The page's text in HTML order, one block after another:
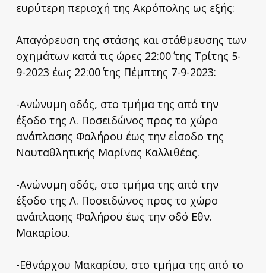
ευρύτερη περιοχή της Ακρόπολης ως εξής:
Απαγόρευση της στάσης και στάθμευσης των
οχημάτων κατά τις ώρες 22:00΄ της Τρίτης 5-
9-2023 έως 22:00΄ της Πέμπτης 7-9-2023:
-Ανώνυμη οδός, στο τμήμα της από την
έξοδο της Λ. Ποσειδώνος προς το χώρο
ανάπλασης Φαλήρου έως την είσοδο της
Ναυταθλητικής Μαρίνας Καλλιθέας.
-Ανώνυμη οδός, στο τμήμα της από την
έξοδο της Λ. Ποσειδώνος προς το χώρο
ανάπλασης Φαλήρου έως την οδό Εθν.
Μακαρίου.
-Εθνάρχου Μακαρίου, στο τμήμα της από το